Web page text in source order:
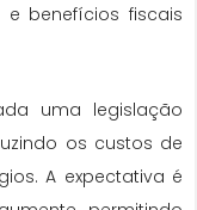
benefícios fiscais
uma legislação
os custos de
A expectativa é